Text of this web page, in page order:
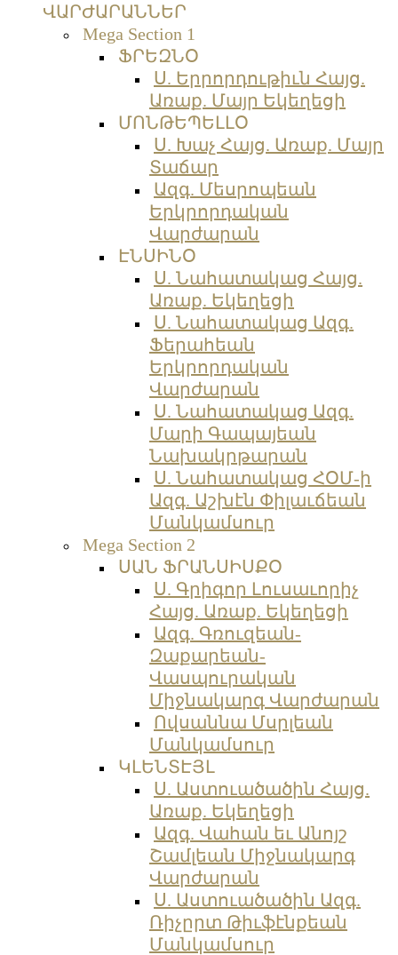
ՎԱՐԺԱՐԱՆՆԵՐ
Mega Section 1
ՖՐԵԶՆՕ
Ս. Երրորդութիւն Հայց.
Առաք. Մայր Եկեղեցի
ՄՈՆԹԵՊԵԼԼՕ
Ս. Խաչ Հայց. Առաք. Մայր
Տաճար
Ազգ. Մեսրոպեան
Երկրորդական
Վարժարան
ԷՆՍԻՆՕ
Ս. Նահատակաց Հայց.
Առաք. Եկեղեցի
Ս. Նահատակաց Ազգ.
Ֆերահեան
Երկրորդական
Վարժարան
Ս. Նահատակաց Ազգ.
Մարի Գապայեան
Նախակրթարան
Ս. Նահատակաց ՀՕՄ-ի
Ազգ. Աշխէն Փիլաւճեան
Մանկամսուր
Mega Section 2
ՍԱՆ ՖՐԱՆՍԻՍՔՕ
Ս. Գրիգոր Լուսաւորիչ
Հայց. Առաք. Եկեղեցի
Ազգ. Գռուզեան-
Զաքարեան-
Վասպուրական
Միջնակարգ Վարժարան
Ովսաննա Մսրլեան
Մանկամսուր
ԿԼԵՆՏԷՅԼ
Ս. Աստուածածին Հայց.
Առաք. Եկեղեցի
Ազգ. Վահան եւ Անոյշ
Շամլեան Միջնակարգ
Վարժարան
Ս. Աստուածածին Ազգ.
Ռիչըրտ Թիւֆէնքեան
Մանկամսուր